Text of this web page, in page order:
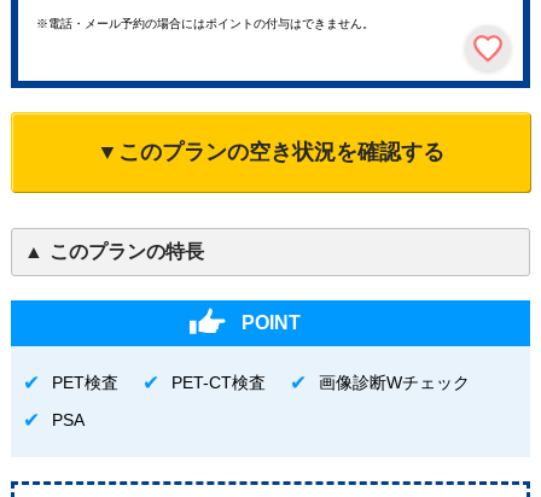
※電話・メール予約の場合にはポイントの付与はできません。
▼このプランの空き状況を確認する
このプランの特長
POINT
PET検査 PET-CT検査
画像診断Wチェック
PSA